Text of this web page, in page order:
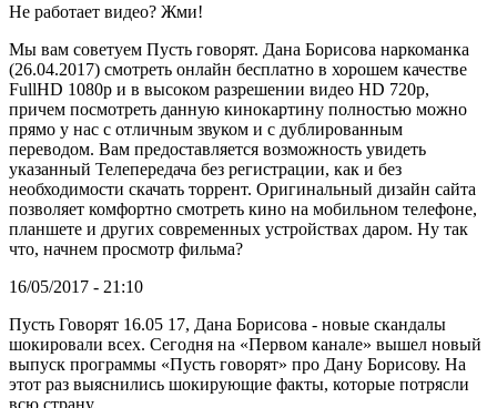
Не работает видео? Жми!
Мы вам советуем Пусть говорят. Дана Борисова наркоманка
(26.04.2017) смотреть онлайн бесплатно в хорошем качестве
FullHD 1080p и в высоком разрешении видео HD 720p,
причем посмотреть данную кинокартину полностью можно
прямо у нас с отличным звуком и с дублированным
переводом. Вам предоставляется возможность увидеть
указанный Телепередача без регистрации, как и без
необходимости скачать торрент. Оригинальный дизайн сайта
позволяет комфортно смотреть кино на мобильном телефоне,
планшете и других современных устройствах даром. Ну так
что, начнем просмотр фильма?
16/05/2017 - 21:10
Пусть Говорят 16.05 17, Дана Борисова - новые скандалы
шокировали всех. Сегодня на «Первом канале» вышел новый
выпуск программы «Пусть говорят» про Дану Борисову. На
этот раз выяснились шокирующие факты, которые потрясли
всю страну.